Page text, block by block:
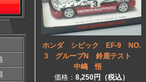
ホンダ シビック EF-9 NO.
3 グループN 鈴鹿テスト
中嶋 悟
価格： 8,250円（税込）